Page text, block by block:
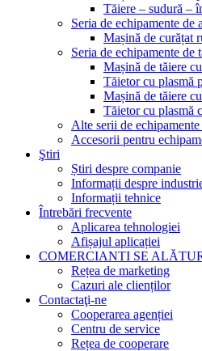
Tăiere – sudură –
Seria de echipamente de
Mașină de curățat
Seria de echipamente de
Mașină de tăiere
Tăietor cu plasmă
Mașină de tăiere
Tăietor cu plasmă
Alte serii de
Accesorii pentru
Ştiri
Știri despre companie
Informații despre
Informații tehnice
Întrebări frecvente
Aplicarea tehnologiei
Afișajul aplicației
COMERCIANTI SE
Rețea de marketing
Cazuri ale clienților
Contactaţi-ne
Cooperarea agenției
Centru de service
Rețea de cooperare